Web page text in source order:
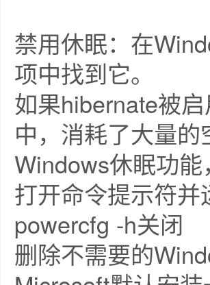
禁用休眠：在
项中找到它。
如果hibernate被
中，消耗了大量
Windows休眠功
打开命令提示符
powercfg -h关闭
删除不需要的